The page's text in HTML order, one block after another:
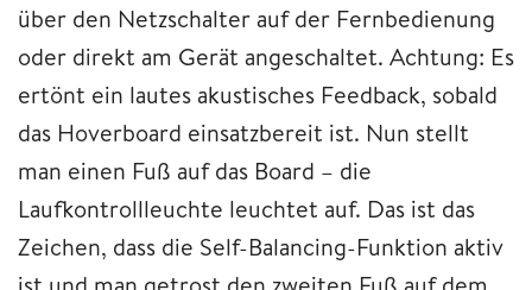
über den Netzschalter auf der Fernbedienung
oder direkt am Gerät angeschaltet. Achtung: Es
ertönt ein lautes akustisches Feedback, sobald
das Hoverboard einsatzbereit ist. Nun stellt
man einen Fuß auf das Board – die
Laufkontrollleuchte leuchtet auf. Das ist das
Zeichen, dass die Self-Balancing-Funktion aktiv